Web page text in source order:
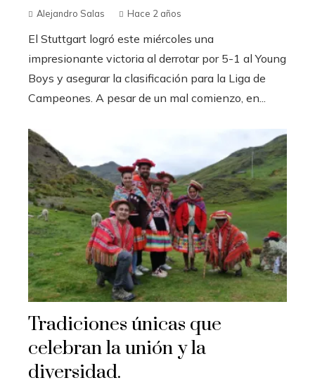
Alejandro Salas Hace 2 años
El Stuttgart logró este miércoles una
impresionante victoria al derrotar por 5-1 al Young
Boys y asegurar la clasificación para la Liga de
Campeones. A pesar de un mal comienzo, en...
Tradiciones únicas que
celebran la unión y la
diversidad.